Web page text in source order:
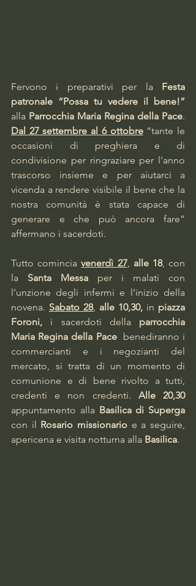
Fervono i preparativi per la Festa
patronale “Possa tu vedere il bene!”
alla Parrocchia Maria Regina della Pace
Dal 27 settembre al 6 ottobre “tante le
occasioni di preghiera e di
condivisione per ringraziare per l'anno
trascorso insieme e per aiutarci a
vicenda a rendere visibile il bene che la
nostra comunità è stata capace di
generare e che può ancora fare”
affermano i sacerdoti.
Tutto comincia venerdì 27, alle 18, con
la Santa Messa per i malati con
l’unzione degli infermi e l’inizio della
novena. Sabato 28, alle 10,30, in piazza
Foroni, i sacerdoti della parrocchia
Maria Regina della Pace
  benediranno i
commercianti e i negozianti del
mercato, si tratta di un momento di
comunione e di bene rivolto a tutti,
credenti e non credenti.
Alle 20,30
appuntamento alla Basilica di Superga
con il Rosario missionario e a seguire,
apericena e visita notturna alla Basilica.